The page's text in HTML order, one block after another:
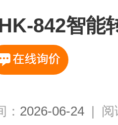
842智能
2026-06-24 | 阅